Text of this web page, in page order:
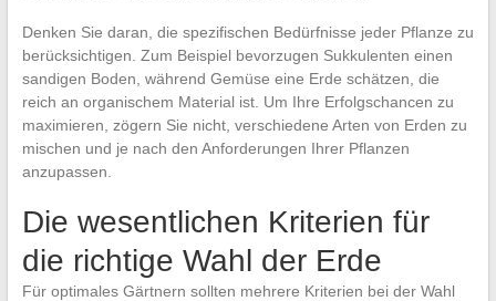
Denken Sie daran, die spezifischen Bedürfnisse jeder Pflanze zu
berücksichtigen. Zum Beispiel bevorzugen Sukkulenten einen
sandigen Boden, während Gemüse eine Erde schätzen, die
reich an organischem Material ist. Um Ihre Erfolgschancen zu
maximieren, zögern Sie nicht, verschiedene Arten von Erden zu
mischen und je nach den Anforderungen Ihrer Pflanzen
anzupassen.
Die wesentlichen Kriterien für
die richtige Wahl der Erde
Für optimales Gärtnern sollten mehrere Kriterien bei der Wahl